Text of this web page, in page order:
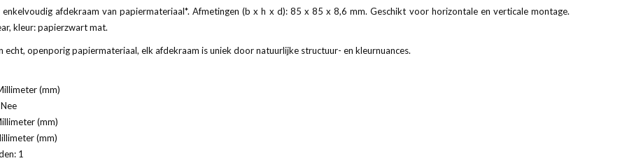
enkelvoudig afdekraam van papiermateriaal*. Afmetingen (b x h x d): 85 x 85 x 8,6 mm. Geschikt voor horizontale en verticale montage.
kleur: papierzwart mat.
echt, openporig papiermateriaal, elk afdekraam is uniek door natuurlijke structuur- en kleurnuances.
(mm)
(mm)
(mm)
1